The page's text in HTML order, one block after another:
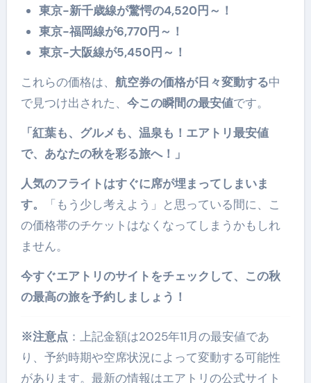
東京-新千歳線が驚愕の4,520円～！
東京-福岡線が6,770円～！
東京-大阪線が5,450円～！
これらの価格は、 航空券の価格が日々変動する中
で見つけ出された、 今この瞬間の最安値です。
「紅葉も、グルメも、温泉も！エアトリ最安値
で、あなたの秋を彩る旅へ！」
人気のフライトはすぐに席が埋まってしまいま
す。
「もう少し考えよう」と思っている間に、こ
の価格帯のチケットはなくなってしまうかもしれ
ません。
今すぐエアトリのサイトをチェックして、この秋
の最高の旅を予約しましょう！
※注意点 ：上記金額は2025年11月の最安値であ
り、予約時期や空席状況によって変動する可能性
があります。最新の情報はエアトリの公式サイト